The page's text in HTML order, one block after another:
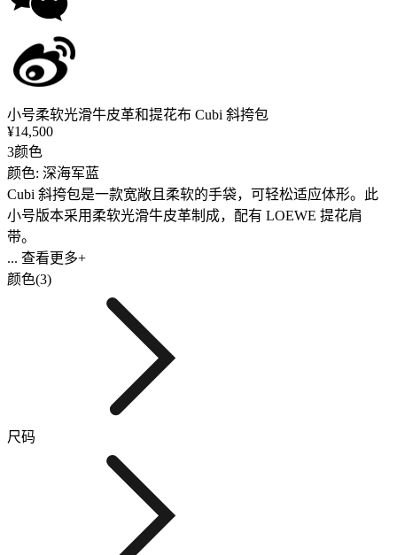
小号柔软光滑牛皮革和提花布 Cubi 斜挎包
¥14,500
3颜色
颜色: 深海军蓝
Cubi 斜挎包是一款宽敞且柔软的手袋，可轻松适应体形。此
小号版本采用柔软光滑牛皮革制成，配有 LOEWE 提花肩
带。
... 查看更多+
颜色(3)
尺码